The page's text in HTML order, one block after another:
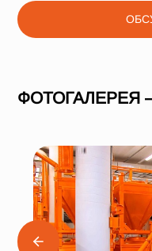
ФОТОГАЛЕРЕЯ